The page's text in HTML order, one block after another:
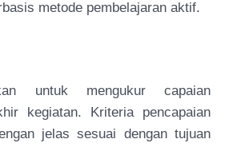
metode pembelajaran aktif.
untuk mengukur capaian
kegiatan. Kriteria pencapaian
jelas sesuai dengan tujuan